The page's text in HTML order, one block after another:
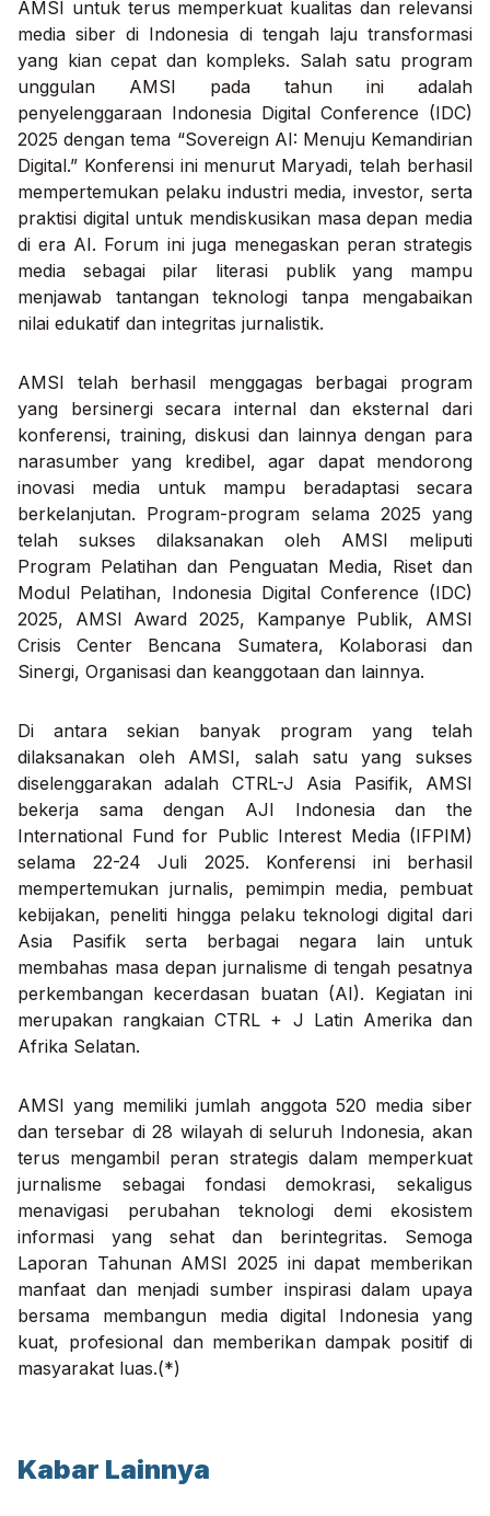
AMSI untuk terus memperkuat kualitas dan relevansi
media siber di Indonesia di tengah laju transformasi
yang kian cepat dan kompleks. Salah satu program
unggulan AMSI pada tahun ini adalah
penyelenggaraan Indonesia Digital Conference (IDC)
2025 dengan tema “Sovereign AI: Menuju Kemandirian
Digital.” Konferensi ini menurut Maryadi, telah berhasil
mempertemukan pelaku industri media, investor, serta
praktisi digital untuk mendiskusikan masa depan media
di era AI. Forum ini juga menegaskan peran strategis
media sebagai pilar literasi publik yang mampu
menjawab tantangan teknologi tanpa mengabaikan
nilai edukatif dan integritas jurnalistik.
AMSI telah berhasil menggagas berbagai program
yang bersinergi secara internal dan eksternal dari
konferensi, training, diskusi dan lainnya dengan para
narasumber yang kredibel, agar dapat mendorong
inovasi media untuk mampu beradaptasi secara
berkelanjutan. Program-program selama 2025 yang
telah sukses dilaksanakan oleh AMSI meliputi
Program Pelatihan dan Penguatan Media, Riset dan
Modul Pelatihan, Indonesia Digital Conference (IDC)
2025, AMSI Award 2025, Kampanye Publik, AMSI
Crisis Center Bencana Sumatera, Kolaborasi dan
Sinergi, Organisasi dan keanggotaan dan lainnya.
Di antara sekian banyak program yang telah
dilaksanakan oleh AMSI, salah satu yang sukses
diselenggarakan adalah CTRL-J Asia Pasifik, AMSI
bekerja sama dengan AJI Indonesia dan the
International Fund for Public Interest Media (IFPIM)
selama 22-24 Juli 2025. Konferensi ini berhasil
mempertemukan jurnalis, pemimpin media, pembuat
kebijakan, peneliti hingga pelaku teknologi digital dari
Asia Pasifik serta berbagai negara lain untuk
membahas masa depan jurnalisme di tengah pesatnya
perkembangan kecerdasan buatan (AI). Kegiatan ini
merupakan rangkaian CTRL + J Latin Amerika dan
Afrika Selatan.
AMSI yang memiliki jumlah anggota 520 media siber
dan tersebar di 28 wilayah di seluruh Indonesia, akan
terus mengambil peran strategis dalam memperkuat
jurnalisme sebagai fondasi demokrasi, sekaligus
menavigasi perubahan teknologi demi ekosistem
informasi yang sehat dan berintegritas. Semoga
Laporan Tahunan AMSI 2025 ini dapat memberikan
manfaat dan menjadi sumber inspirasi dalam upaya
bersama membangun media digital Indonesia yang
kuat, profesional dan memberikan dampak positif di
masyarakat luas.(*)
Kabar Lainnya